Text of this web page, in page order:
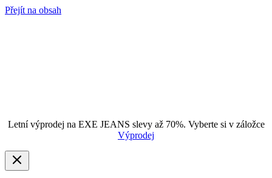
Přejít na obsah
Letní výprodej na EXE JEANS slevy až 70%. Vyberte si v záložce
Výprodej